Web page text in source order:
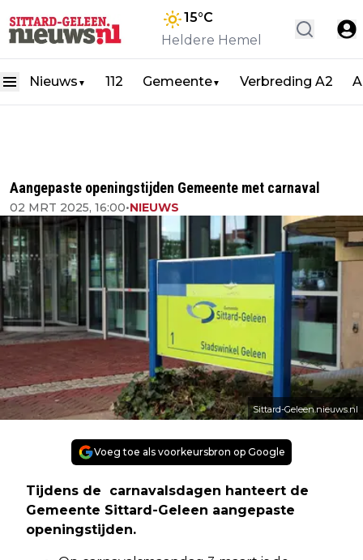
15°C
Heldere Hemel
Nieuws ▼ 112 Gemeente▼ Verbreding A2
Aangepaste openingstijden Gemeente met carnaval
02 MRT 2025, 16:00•NIEUWS
Sittard-Geleen.nieuws.nl
Voeg toe als voorkeursbron op Google
Tijdens de carnavalsdagen hanteert de
Gemeente Sittard-Geleen aangepaste
openingstijden.